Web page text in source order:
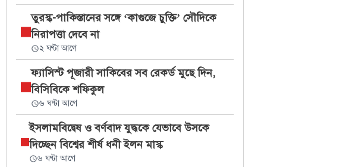
তুরস্ক-পাকিস্তানের সঙ্গে ‘কাগুজে চুক্তি’ সৌদিকে
নিরাপত্তা দেবে না
২ ঘণ্টা আগে
ফ্যাসিস্ট পূজারী সাকিবের সব রেকর্ড মুছে দিন,
বিসিবিকে শফিকুল
৬ ঘণ্টা আগে
ইসলামবিদ্বেষ ও বর্ণবাদ যুদ্ধকে যেভাবে উসকে
দিচ্ছেন বিশ্বের শীর্ষ ধনী ইলন মাস্ক
৬ ঘণ্টা আগে